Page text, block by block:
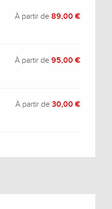
À partir de89,00 €
À partir de95,00 €
À partir de30,00 €